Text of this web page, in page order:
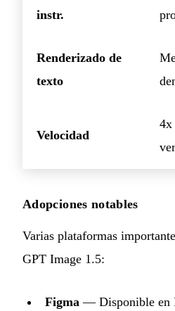
instr.
Renderizado de
texto
Velocidad
4x
Adopciones notables
Varias plataformas
GPT Image 1.5:
Figma — Disponible en